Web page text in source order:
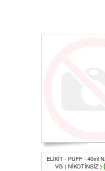
ELİKİT - PUFF - 40ml
VG ( NİKOTİNSİZ )